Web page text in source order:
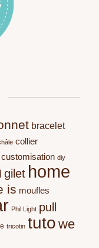
bracelet
collier
customisation diy
gilet home
is moufles
Phil Light pull
tricotin tuto we